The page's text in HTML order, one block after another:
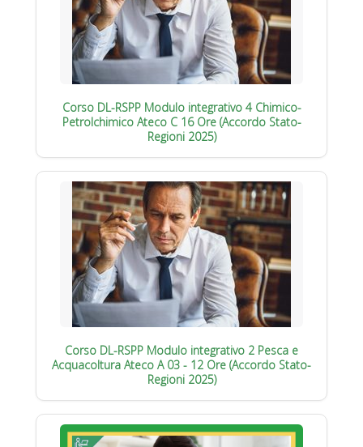
Corso DL-RSPP Modulo integrativo 4 Chimico-
Petrolchimico Ateco C 16 Ore (Accordo Stato-
Regioni 2025)
Corso DL-RSPP Modulo integrativo 2 Pesca e
Acquacoltura Ateco A 03 - 12 Ore (Accordo Stato-
Regioni 2025)